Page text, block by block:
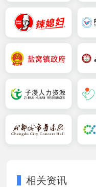
相关资讯